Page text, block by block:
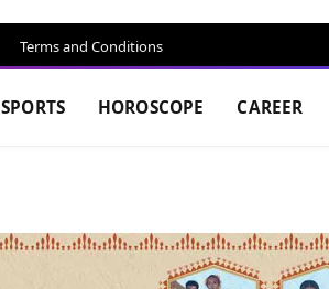
Terms and Conditions
SPORTS HOROSCOPE CAREER